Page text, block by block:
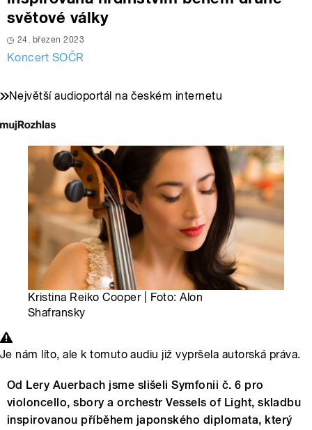
světové války
24. březen 2023
Koncert SOČR
Největší audioportál na českém internetu
Kristina Reiko Cooper | Foto: Alon
Shafransky
Je nám líto, ale k tomuto audiu již vypršela autorská práva.
Od Lery Auerbach jsme slišeli Symfonii č. 6 pro
violoncello, sbory a orchestr Vessels of Light, skladbu
inspirovanou příběhem japonského diplomata, který